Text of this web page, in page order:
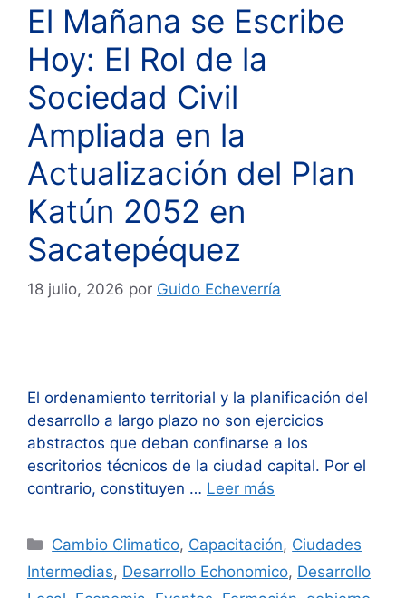
El Mañana se Escribe
Hoy: El Rol de la
Sociedad Civil
Ampliada en la
Actualización del Plan
Katún 2052 en
Sacatepéquez
18 julio, 2026 por Guido Echeverría
El ordenamiento territorial y la planificación del
desarrollo a largo plazo no son ejercicios
abstractos que deban confinarse a los
escritorios técnicos de la ciudad capital. Por el
contrario, constituyen … Leer más
Categorías
Cambio Climatico, Capacitación, Ciudades
Intermedias, Desarrollo Echonomico, Desarrollo